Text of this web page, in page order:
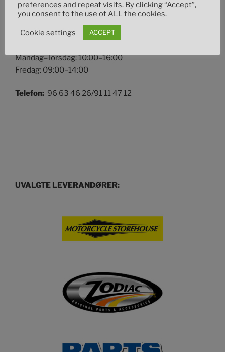
Uthusvegen 36
Mandag–Torsdag: 10:00–16:00
Fredag: 09:00–14:00
Telefon: 96 63 46 26/91 11 47 12
UVALGTE LEVERANDØRER:
preferences and repeat visits. By clicking “Accept”,
you consent to the use of ALL the cookies.
Cookie settings ACCEPT